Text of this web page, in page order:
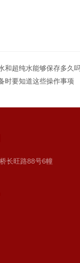
和超纯水能够保存多久
时要知道这些操作事项
长旺路88号6幢